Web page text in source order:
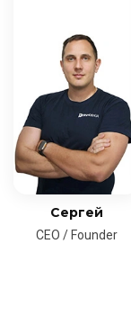
Сергей
CEO / Founder